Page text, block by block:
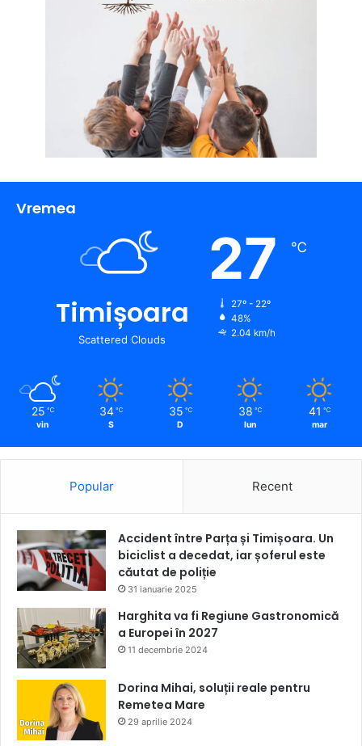
Vremea
Timișoara
Scattered Clouds
27 ℃
27º - 22º
48%
2.04 km/h
25 ℃
vin
34 ℃
S
35 ℃
D
38 ℃
lun
41 ℃
mar
Popular Recent
Accident între Parța și Timișoara. Un
biciclist a decedat, iar șoferul este
căutat de poliție
31 ianuarie 2025
Harghita va fi Regiune Gastronomică
a Europei în 2027
11 decembrie 2024
Dorina Mihai, soluții reale pentru
Remetea Mare
29 aprilie 2024